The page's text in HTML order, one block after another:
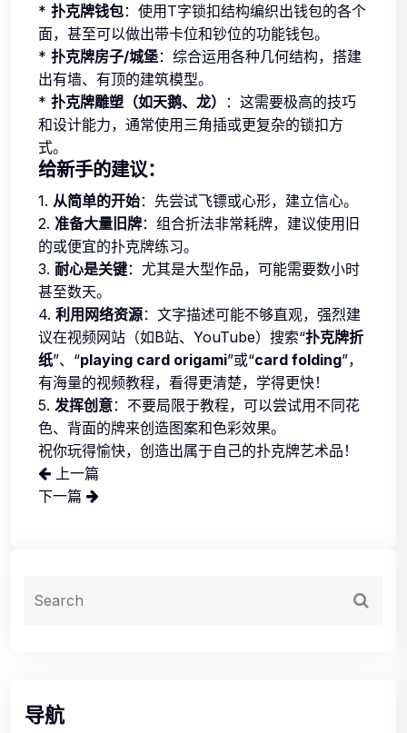
* 扑克牌钱包：使用T字锁扣结构编织出钱包的各个
面，甚至可以做出带卡位和钞位的功能钱包。
* 扑克牌房子/城堡：综合运用各种几何结构，搭建
出有墙、有顶的建筑模型。
* 扑克牌雕塑（如天鹅、龙）
：这需要极高的技巧
和设计能力，通常使用三角插或更复杂的锁扣方
式。
给新手的建议：
1. 从简单的开始：先尝试飞镖或心形，建立信心。
2. 准备大量旧牌：组合折法非常耗牌，建议使用旧
的或便宜的扑克牌练习。
3. 耐心是关键：尤其是大型作品，可能需要数小时
甚至数天。
4. 利用网络资源：文字描述可能不够直观，强烈建
议在视频网站（如B站、YouTube）搜索“扑克牌折
纸”、“playing card origami”或“card folding”，
有海量的视频教程，看得更清楚，学得更快！
5. 发挥创意：不要局限于教程，可以尝试用不同花
色、背面的牌来创造图案和色彩效果。
祝你玩得愉快，创造出属于自己的扑克牌艺术品！
上一篇
下一篇
导航